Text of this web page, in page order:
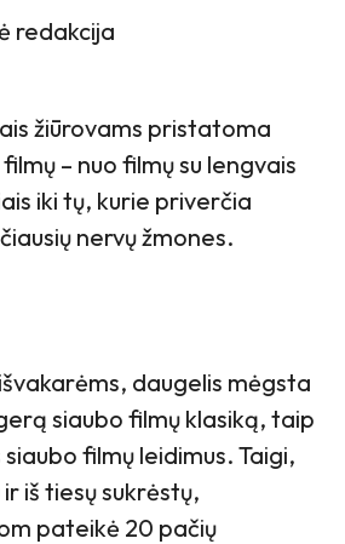
redakcija
žiūrovams pristatoma
– nuo ​​filmų su lengvais
iki tų, kurie priverčia
nervų žmones.
daugelis mėgsta
siaubo filmų klasiką, taip
filmų leidimus. Taigi,
iš tiesų sukrėstų,
pateikė 20 pačių